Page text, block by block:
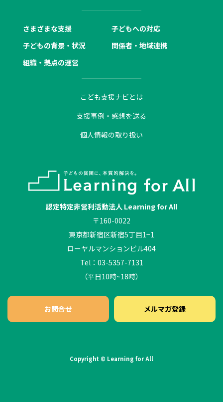
さまざまな支援
子どもへの対応
子どもの背景・状況
関係者・地域連携
組織・拠点の運営
こども支援ナビとは
支援事例・感想を送る
個人情報の取り扱い
認定特定非営利活動法人 Learning for All
〒160-0022
東京都新宿区新宿5丁目1−1
ローヤルマンションビル404
Tel：03-5357-7131
（平日10時~18時）
お問合せ メルマガ登録
Copyright © Learning for All